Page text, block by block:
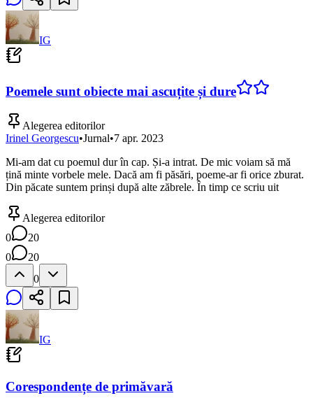
IG
Poemele sunt obiecte mai ascuțite și dure
Alegerea editorilor
Irinel Georgescu•Jurnal•7 apr. 2023
Mi-am dat cu poemul dur în cap. Și-a intrat. De mic voiam să mă
țină minte vorbele mele. Dacă am fi păsări, poeme-ar fi orice zburat.
Din păcate suntem prinși după alte zăbrele. În timp ce scriu uit
Alegerea editorilor
0
20
0
20
0
IG
Corespondențe de primăvară